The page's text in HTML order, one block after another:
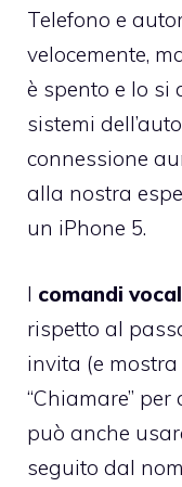
Telefono e
velocemente,
è spento e lo si
sistemi
connessione
alla nostra
un iPhone 5.
I comandi
rispetto al
invita (e
“Chiamare”
può anche
seguito dal